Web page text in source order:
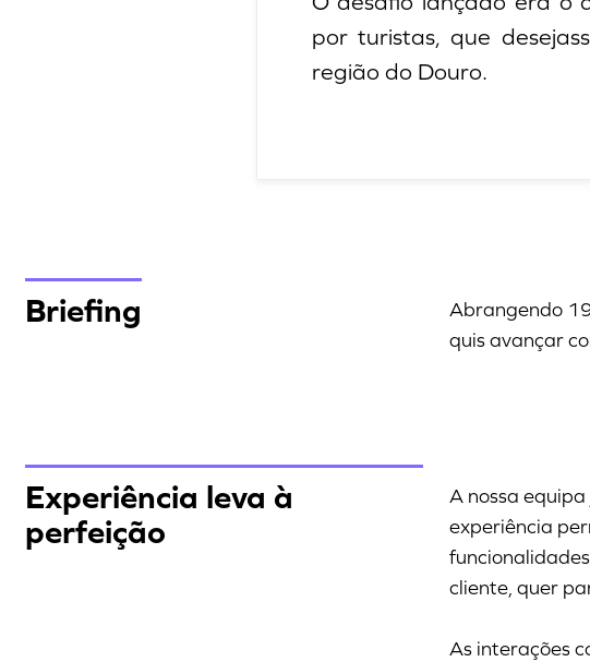
por turistas, que
região do Douro.
Briefing
Abrangendo
quis avançar
Experiência leva à
perfeição
A nossa
experiência
cliente, quer
As interações